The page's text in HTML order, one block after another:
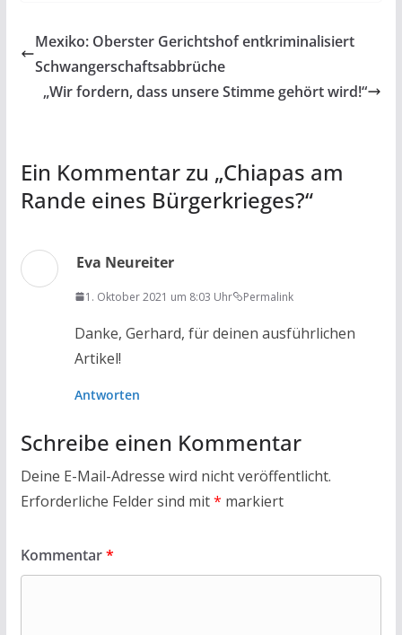
b
o
o
er s
A
p
l n
Mexiko: Oberster Gerichtshof entkriminalisiert
Schwangerschaftsabbrüche
„Wir fordern, dass unsere Stimme gehört wird!“
Ein Kommentar zu „Chiapas am
Rande eines Bürgerkrieges?“
Eva Neureiter
1. Oktober 2021 um 8:03 Uhr Permalink
Danke, Gerhard, für deinen ausführlichen
Artikel!
Antworten
Schreibe einen Kommentar
Deine E-Mail-Adresse wird nicht veröffentlicht.
Erforderliche Felder sind mit* markiert
Kommentar*